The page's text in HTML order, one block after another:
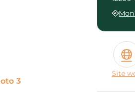
Photo 3
Site